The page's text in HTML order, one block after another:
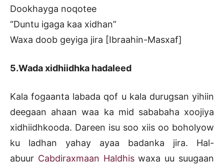
Dookhayga noqotee
“Duntu igaga kaa xidhan”
Waxa doob geyiga jira [Ibraahin-Masxaf]
5.Wada xidhiidhka hadaleed
Kala fogaanta labada qof u kala durugsan yihiin
deegaan ahaan waa ka mid sababaha xoojiya
xidhiidhkooda. Dareen isu soo xiis oo boholyow
ku ladhan yahay ayaa badanka jira. Hal-
abuur Cabdiraxmaan Haldhiswaxa uu suugaan